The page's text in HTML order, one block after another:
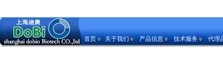
首页 关于我们 产品信息 技术服务 代理